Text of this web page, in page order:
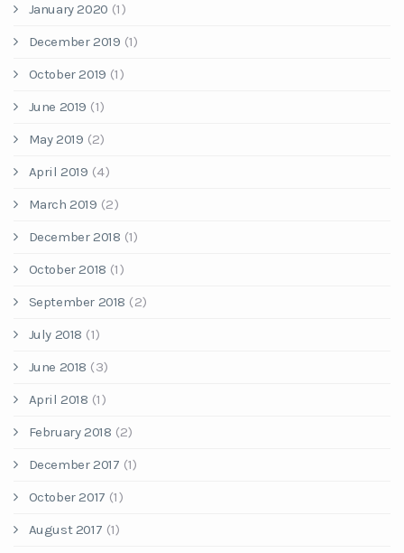
January 2020 (1)
December 2019 (1)
October 2019 (1)
June 2019 (1)
May 2019 (2)
April 2019 (4)
March 2019 (2)
December 2018 (1)
October 2018 (1)
September 2018 (2)
July 2018 (1)
June 2018 (3)
April 2018 (1)
February 2018 (2)
December 2017 (1)
October 2017 (1)
August 2017 (1)